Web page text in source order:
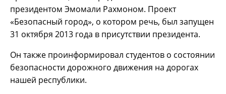
президентом Эмомали Рахмоном. Проект
«Безопасный город», о котором речь, был запущен
31 октября 2013 года в присутствии президента.
Он также проинформировал студентов о состоянии
безопасности дорожного движения на дорогах
нашей республики.